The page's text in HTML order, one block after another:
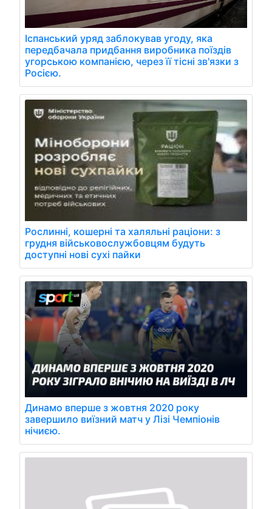
Іспанський уряд заблокував угоду, яка
передбачала придбання виробника поїздів
угорською компанією, через її тісні зв'язки з
Росією.
Рослинні, кошерні та халяльні раціони: з
грудня військовослужбовцям будуть
доступні нові сухі пайки
Динамо вперше з жовтня 2020 року
завершило виїзний матч у Лізі Чемпіонів
нічиєю.